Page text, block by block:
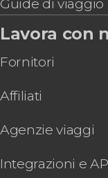
Guide di viaggio
Lavora con
Fornitori
Affiliati
Agenzie viaggi
Integrazioni e